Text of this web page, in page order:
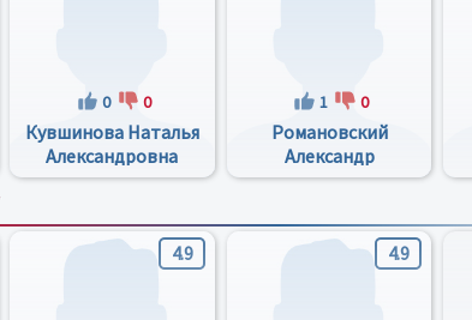
0 0
Кувшинова Наталья
Александровна
1 0
Романовский
Александр
Андреевич
4.9 4.9